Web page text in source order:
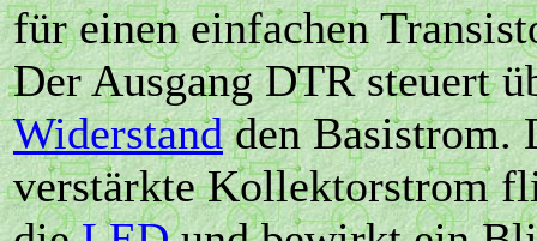
für einen einfachen
Der Ausgang DTR steuert
Widerstandden Basistrom.
verstärkte Kollektorstrom